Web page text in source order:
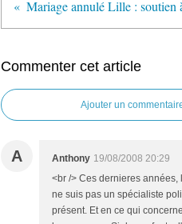
Commenter cet article
Ajouter un
A Anthony 19/08/2008 20:29
<br /> Ces dernieres
ne suis pas un spécialiste
présent. Et en ce qui